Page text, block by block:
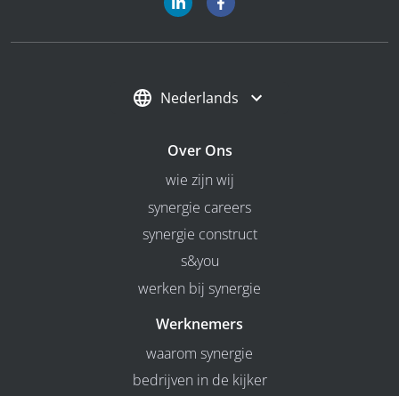
Nederlands
Over Ons
wie zijn wij
synergie careers
synergie construct
s&you
werken bij synergie
Werknemers
waarom synergie
bedrijven in de kijker